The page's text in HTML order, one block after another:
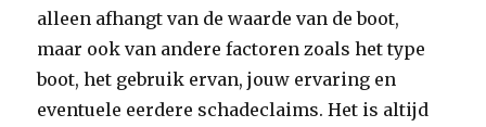
alleen afhangt van de waarde van de boot,
maar ook van andere factoren zoals het type
boot, het gebruik ervan, jouw ervaring en
eventuele eerdere schadeclaims. Het is altijd